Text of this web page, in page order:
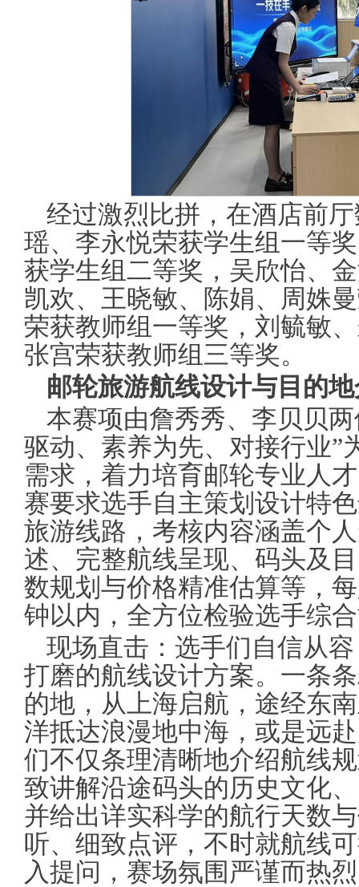
经过激烈比拼，在酒店前
瑶、李永悦荣获学生组一等
获学生组二等奖，吴欣怡、
凯欢、王晓敏、陈娟、周姝
荣获教师组一等奖，刘毓敏
张宫荣获教师组三等奖。
邮轮旅游航线设计与目的
本赛项由詹秀秀、李贝贝
驱动、素养为先、对接行业”
需求，着力培育邮轮专业人
赛要求选手自主策划设计特
旅游线路，考核内容涵盖个
述、完整航线呈现、码头及
数规划与价格精准估算等，
钟以内，全方位检验选手综
现场直击：选手们自信从
打磨的航线设计方案。一条
的地，从上海启航，途经东
洋抵达浪漫地中海，或是远
们不仅条理清晰地介绍航线
致讲解沿途码头的历史文化
并给出详实科学的航行天数
听、细致点评，不时就航线
入提问，赛场氛围严谨而热